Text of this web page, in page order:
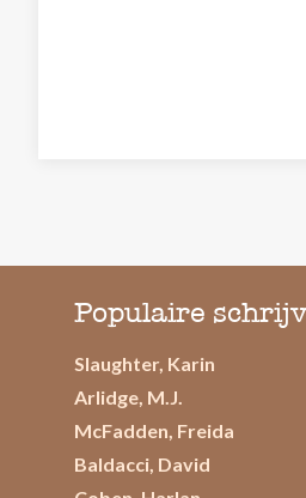
Populaire
Slaughter, Karin
Arlidge, M.J.
McFadden, Freida
Baldacci, David